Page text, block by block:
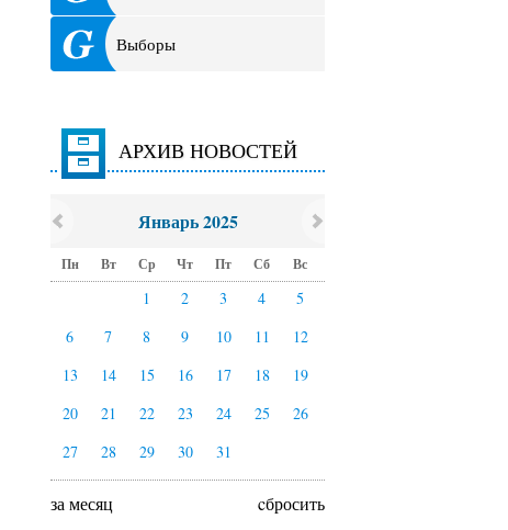
Выборы
АРХИВ НОВОСТЕЙ
Январь 2025
Пн Вт Ср Чт Пт Сб Вс
1 2 3 4
5
6
7 8 9 10 11
12
13
14 15 16 17 18
19
20
21 22 23 24 25
26
27
28 29 30 31
за месяц cбросить